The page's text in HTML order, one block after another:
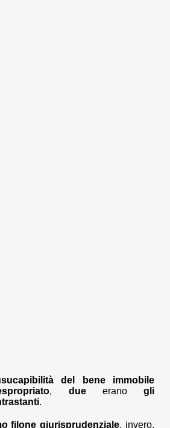
del bene immobile
, due erano gli
.
filone giurisprudenziale, invero,